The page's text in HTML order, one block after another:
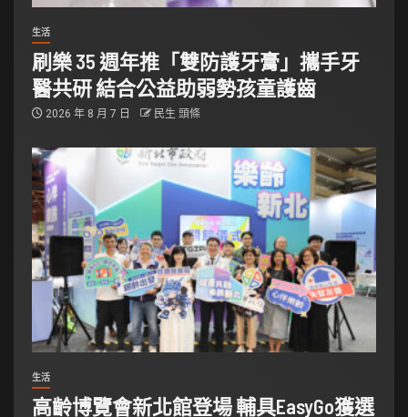
生活
刷樂 35 週年推「雙防護牙膏」攜手牙
醫共研 結合公益助弱勢孩童護齒
2026 年 8 月 7 日 民生 頭條
生活
高齡博覽會新北館登場 輔具EasyGo獲選